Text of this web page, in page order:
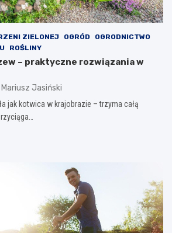
ZIELONEJ OGRÓD
OGRODNICTWO
ROŚLINY
– praktyczne rozwiązania w
Mariusz Jasiński
jak kotwica w krajobrazie – trzyma całą